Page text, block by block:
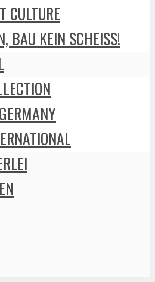
CULTURE
BAU KEIN SCHEISS!